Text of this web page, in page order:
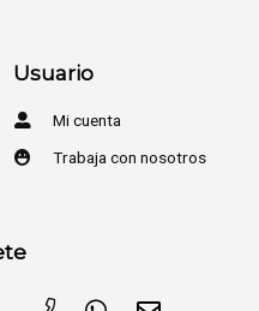
Usuario
Mi cuenta
Trabaja con nosotros